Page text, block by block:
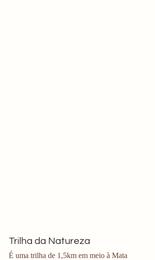
Trilha da Natureza
É uma trilha de 1,5km em meio à Mata